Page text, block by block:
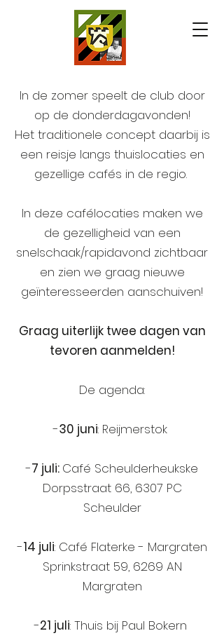
In de zomer speelt de club door
op de donderdagavonden!
Het traditionele concept daarbij is
een reisje langs thuislocaties en
gezellige cafés in de regio.
In deze cafélocaties maken we
de gezelligheid van een
snelschaak/rapidavond zichtbaar
en zien we graag nieuwe
geïnteresseerden aanschuiven!
Graag uiterlijk twee dagen van
tevoren aanmelden!
De agenda:
-30 juni: Reijmerstok
-7 juli: Café Scheulderheukske
Dorpsstraat 66, 6307 PC
Scheulder
-14 juli: Café Flaterke - Margraten
Sprinkstraat 59, 6269 AN
Margraten
-21 juli: Thuis bij Paul Bokern